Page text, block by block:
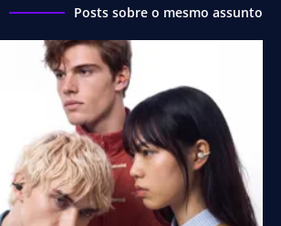
Posts sobre o mesmo assunto